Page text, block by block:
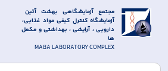
مجتمع آزمایشگاهی بهشت آئین
آزمایشگاه کنترل کیفی مواد غذایی،
دارویی ، آرایشی ، بهداشتی و مکمل
ها
MABA LABORATORY COMPLEX